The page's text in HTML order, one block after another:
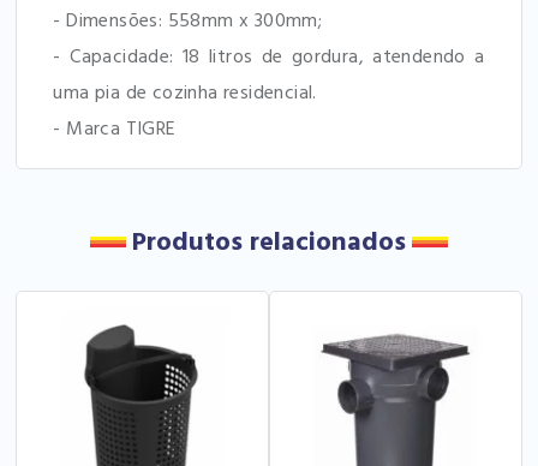
- Dimensões: 558mm x 300mm;
- Capacidade: 18 litros de gordura, atendendo a
uma pia de cozinha residencial.
- Marca TIGRE
Produtos relacionados